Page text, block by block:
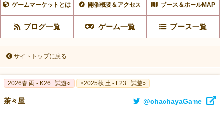
ゲームマーケットとは 開催概要＆アクセス ブース＆ホールMAP
ブログ一覧 ゲーム一覧 ブース一覧
サイトトップに戻る
2026春 両 - K26 試遊○ <2025秋 土 - L23 試遊○
茶々屋 @chachayaGame